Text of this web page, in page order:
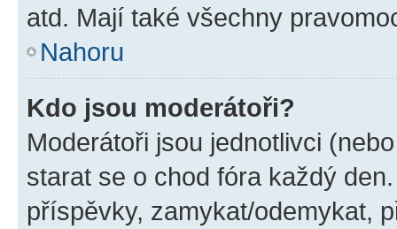
atd. Mají také všechny
Nahoru
Kdo jsou moderátoři?
Moderátoři jsou jednotlivci
starat se o chod fóra každý
příspěvky, zamykat/odemykat,